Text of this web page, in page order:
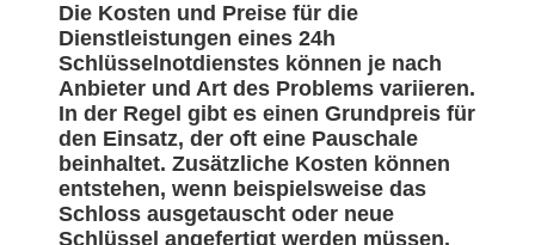
Die Kosten und Preise für die
Dienstleistungen eines 24h
Schlüsselnotdienstes können je nach
Anbieter und Art des Problems variieren.
In der Regel gibt es einen Grundpreis für
den Einsatz, der oft eine Pauschale
beinhaltet. Zusätzliche Kosten können
entstehen, wenn beispielsweise das
Schloss ausgetauscht oder neue
Schlüssel angefertigt werden müssen.